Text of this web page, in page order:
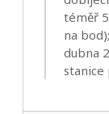
téměř
na
dubna